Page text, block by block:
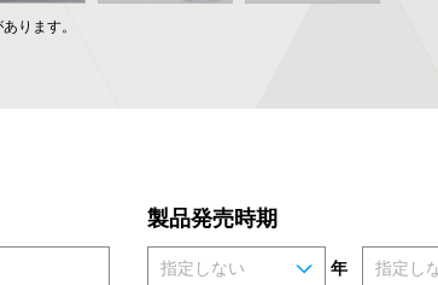
ります。
製品発売時期
年